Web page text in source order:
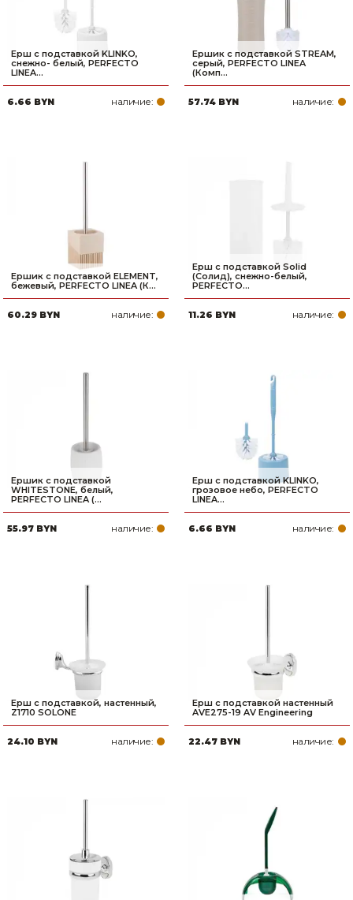
Ерш с подставкой KLINKO,
снежно- белый, PERFECTO
LINEA...
6.66 BYN наличие:
Ершик с подставкой STREAM,
серый, PERFECTO LINEA
(Комп...
57.74 BYN наличие:
Ершик с подставкой ELEMENT,
бежевый, PERFECTO LINEA (К...
60.29 BYN наличие:
Ерш с подставкой Solid
(Солид), снежно-белый,
PERFECTO...
11.26 BYN наличие:
Ершик с подставкой
WHITESTONE, белый,
PERFECTO LINEA (...
55.97 BYN наличие:
Ерш с подставкой KLINKO,
грозовое небо, PERFECTO
LINEA...
6.66 BYN наличие:
Ерш с подставкой, настенный,
Z1710 SOLONE
24.10 BYN наличие:
Ерш с подставкой настенный
AVE275-19 AV Engineering
22.47 BYN наличие: